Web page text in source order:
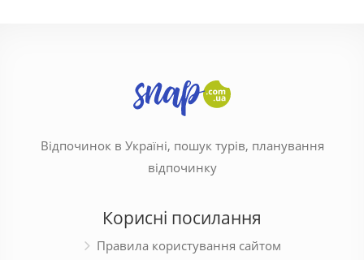
Відпочинок в Україні, пошук турів, планування
відпочинку
Корисні посилання
Правила користування сайтом